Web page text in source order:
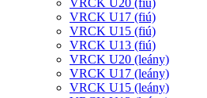
VRCK U20 (fiú)
VRCK U17 (fiú)
VRCK U15 (fiú)
VRCK U13 (fiú)
VRCK U20 (leány)
VRCK U17 (leány)
VRCK U15 (leány)